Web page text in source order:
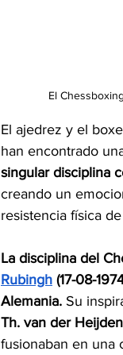
El
El ajedrez y el
han encontrado
singular disciplina
creando un
resistencia física
La disciplina del
Rubingh (17-08-
Alemania. Su
Th. van der
fusionaban en una